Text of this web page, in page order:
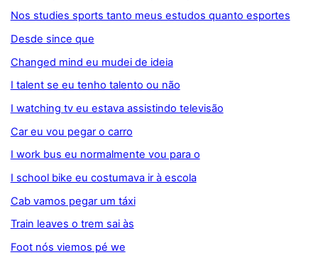
Nos studies sports tanto meus estudos quanto esportes
Desde since que
Changed mind eu mudei de ideia
I talent se eu tenho talento ou não
I watching tv eu estava assistindo televisão
Car eu vou pegar o carro
I work bus eu normalmente vou para o
I school bike eu costumava ir à escola
Cab vamos pegar um táxi
Train leaves o trem sai às
Foot nós viemos pé we